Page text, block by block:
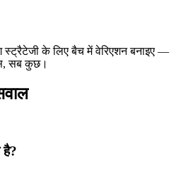
स्ट्रैटेजी के लिए बैच में वेरिएशन बनाइए —
सब कुछ।